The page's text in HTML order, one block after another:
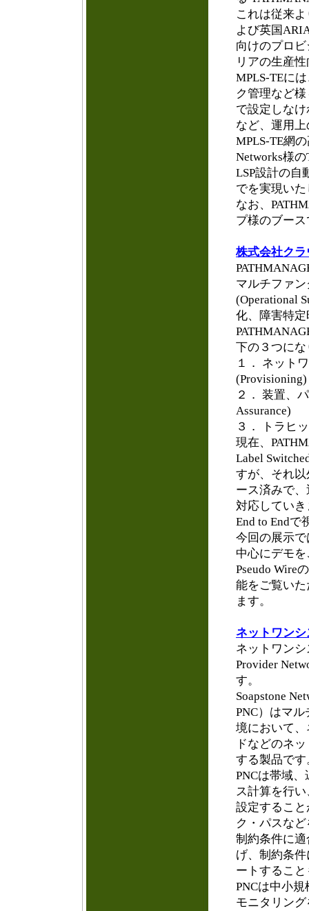
これは従来
よび英国
向けのプロ
リアの生産
MPLS-TEに
ク管理など
で設定しな
など、運用
MPLS-TE網
Networks様
LSP設計の自
でを実現い
なお、
プ様のブー
株式会社ク
マルチファ
(Operational
化、障害特
下の３つに
１． ネット
(Provisioning)
２． 装置、
Assurance)
３． トラヒ
現在、
Label
すが、それ
ース済みで
対応してい
End to Endで
今回の展示
中心にデモを
Pseudo Wire
能をご覧い
ます。
ネットワン
ネットワンシ
Provider
す。
Soapstone
PNC）はマ
境において
ドなどのネ
する製品です
PNCは帯域
ス計算を行
設定するこ
ク・パスな
制約条件に
げ、制約条
ートするこ
PNCは中小
モニタリン